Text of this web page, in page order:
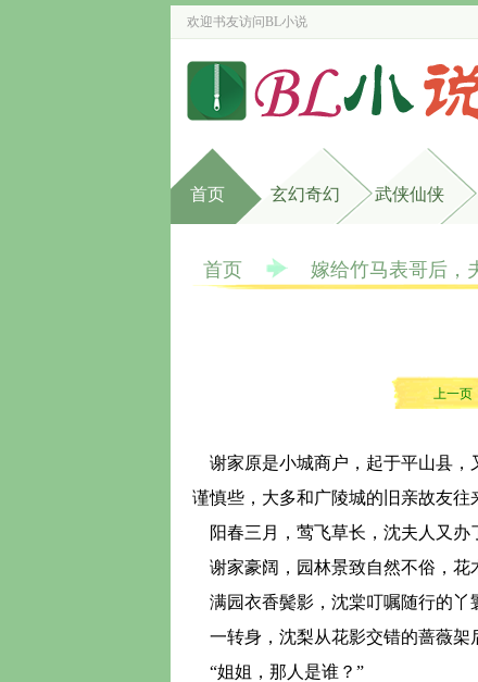
欢迎书友访问BL小说
首页 玄幻奇幻 武侠仙侠
首页 嫁给竹马表哥后，
上一页
谢家原是小城商户，起于平山县，
谨慎些，大多和广陵城的旧亲故友往
阳春三月，莺飞草长，沈夫人又办
谢家豪阔，园林景致自然不俗，花
满园衣香鬓影，沈棠叮嘱随行的丫
一转身，沈梨从花影交错的蔷薇架
“姐姐，那人是谁？”